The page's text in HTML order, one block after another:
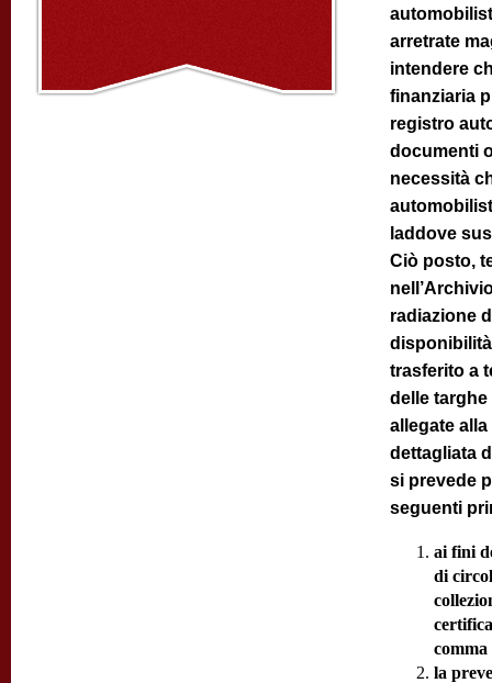
arretrate
intendere
finanziaria
registro
documenti
necessità
laddove
Ciò posto,
radiazione
trasferito a
delle
allegate
dettagliata
si prevede
seguenti
ai fini
di
comma
la